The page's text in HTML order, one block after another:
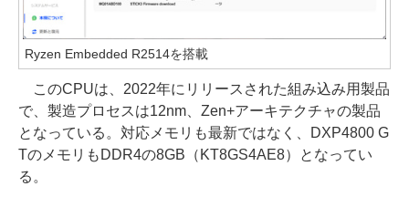
Ryzen Embedded R2514を搭載
このCPUは、2022年にリリースされた組み込み用製品
で、製造プロセスは12nm、Zen+アーキテクチャの製品
となっている。対応メモリも最新ではなく、DXP4800 G
TのメモリもDDR4の8GB（KT8GS4AE8）となってい
る。